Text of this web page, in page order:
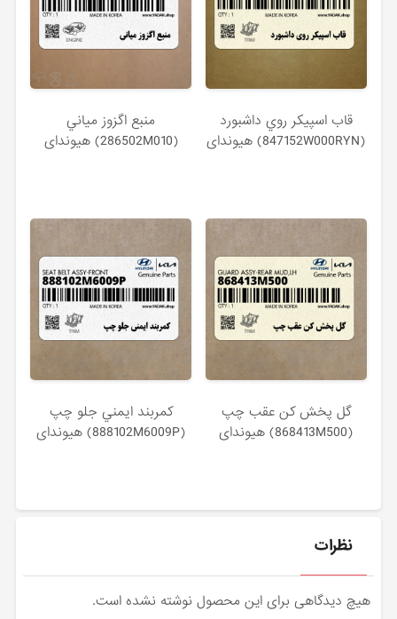
قاب اسپيكر روي داشبورد
(847152W000RYN) هیوندای
منبع اگزوز مياني
(286502M010) هیوندای
گل پخش كن عقب چپ
(868413M500) هیوندای
كمربند ايمني جلو چپ
(888102M6009P) هیوندای
نظرات
هیچ دیدگاهی برای این محصول نوشته نشده است.